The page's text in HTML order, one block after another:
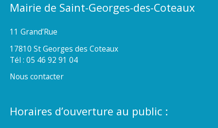
Mairie de Saint-Georges-des-Coteaux
11 Grand’Rue
17810 St Georges des Coteaux
Tél : 05 46 92 91 04
Nous contacter
Horaires d’ouverture au public :